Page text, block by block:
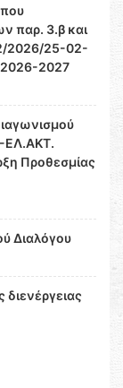
παρ. 3.β και
2026/25-02-
2026-2027
ΕΛ.ΑΚΤ.
Προθεσμίας
Διαλόγου